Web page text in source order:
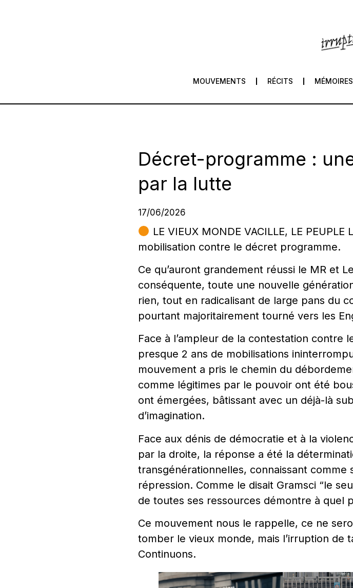
MOUVEMENTS RÉCITS
Décret-programme :
par la lutte
17/06/2026
LE VIEUX MONDE VACILLE, LE
mobilisation contre le décret programme.
Ce qu’auront grandement réussi le MR et
conséquente, toute une nouvelle
rien, tout en radicalisant de large pans du
pourtant majoritairement tourné vers les
Face à l’ampleur de la contestation
presque 2 ans de mobilisations
mouvement a pris le chemin du
comme légitimes par le pouvoir ont été
ont émergées, bâtissant avec un déjà-là
d’imagination.
Face aux dénis de démocratie et à la
par la droite, la réponse a été la
transgénérationnelles, connaissant
répression. Comme le disait Gramsci “le
de toutes ses ressources démontre à quel
Ce mouvement nous le rappelle, ce ne
tomber le vieux monde, mais l’irruption de
Continuons.